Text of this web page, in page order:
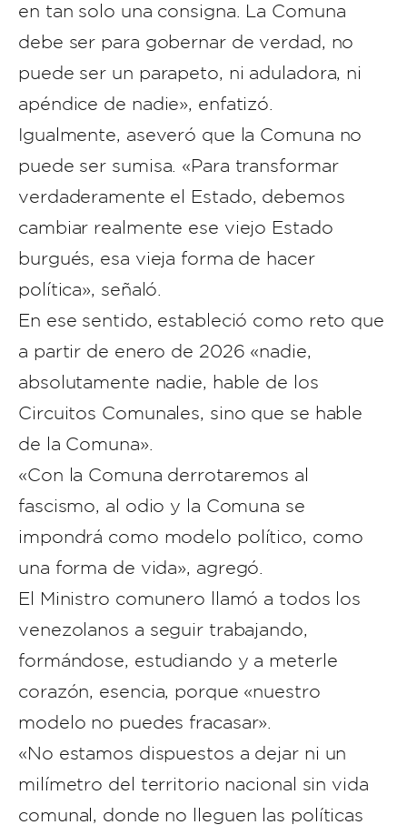
en tan solo una consigna. La Comuna
debe ser para gobernar de verdad, no
puede ser un parapeto, ni aduladora, ni
apéndice de nadie», enfatizó.
Igualmente, aseveró que la Comuna no
puede ser sumisa. «Para transformar
verdaderamente el Estado, debemos
cambiar realmente ese viejo Estado
burgués, esa vieja forma de hacer
política», señaló.
En ese sentido, estableció como reto que
a partir de enero de 2026 «nadie,
absolutamente nadie, hable de los
Circuitos Comunales, sino que se hable
de la Comuna».
«Con la Comuna derrotaremos al
fascismo, al odio y la Comuna se
impondrá como modelo político, como
una forma de vida», agregó.
El Ministro comunero llamó a todos los
venezolanos a seguir trabajando,
formándose, estudiando y a meterle
corazón, esencia, porque «nuestro
modelo no puedes fracasar».
«No estamos dispuestos a dejar ni un
milímetro del territorio nacional sin vida
comunal, donde no lleguen las políticas